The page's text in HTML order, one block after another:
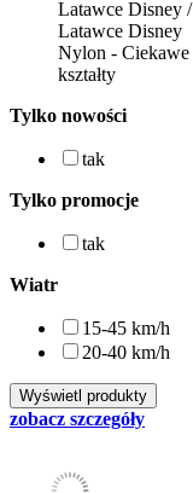
Latawce Disney /
Latawce Disney
Nylon - Ciekawe
kształty
Tylko nowości
tak
Tylko promocje
tak
Wiatr
15-45 km/h
20-40 km/h
zobacz szczegóły